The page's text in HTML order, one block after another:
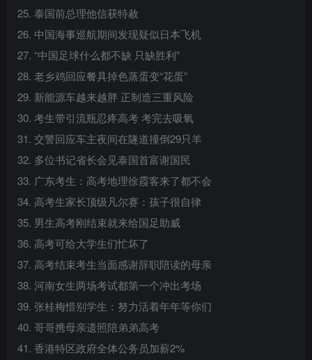
25. 泰国前总理他信获特赦
26. 中国海事巡航期间发现疑似日本飞机
27. “中国足球什么都不缺 只缺胜利”
28. 老乡鸡回应餐具掉色蒸蛋变“花蛋”
29. 新能源车越来越胖 正制造三重风险
30. 考生带引流瓶忍疼高考 考完去吸氧
31. 交警回应车主夜间在隧道撞倒29只羊
32. 多位书记省长会见泰国首富谢国民
33. 广东考生：高考地理徐霞客来了都不会
34. 高考生家长顶级凡尔赛：孩子很自律
35. 男生高考刚结束就来给国足助威
36. 高考可给大学生们忙坏了
37. 高考结束考生当面感谢辞职陪读的母亲
38. 河南女生两场考试都第一个冲出考场
39. 张桂梅惜别学生：努力活着年年等你们
40. 哥哥携母亲遗照陪弟弟高考
41. 香港特区政府全体公务员加薪2%